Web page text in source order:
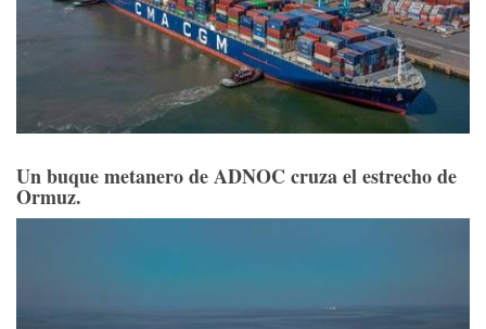
Un buque metanero de ADNOC cruza el estrecho de
Ormuz.